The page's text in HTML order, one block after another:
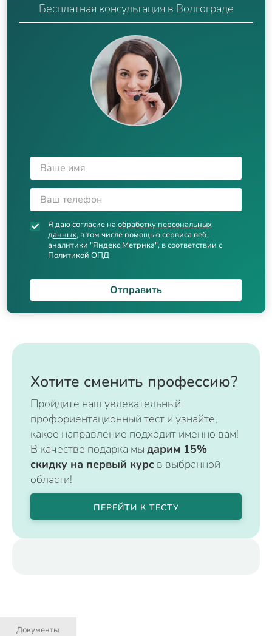
Бесплатная консультация в Волгограде
Я даю согласие наобработку персональных
данных, в том числе помощью сервиса веб-
аналитики "Яндекс.Метрика", в соответствии с
Политикой ОПД
Отправить
Хотите сменить профессию?
Пройдите наш увлекательный
профориентационный тест и узнайте,
какое направление подходит именно вам!
В качестве подарка мы дарим 15%
скидку на первый курс в выбранной
области!
ПЕРЕЙТИ К ТЕСТУ
Документы